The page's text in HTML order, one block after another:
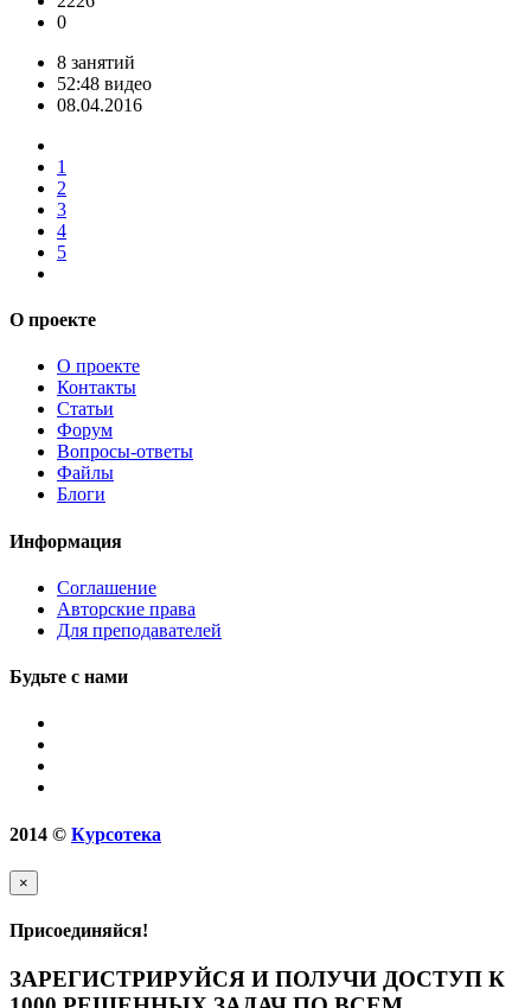
0
8 занятий
52:48 видео
08.04.2016
1
2
3
4
5
О проекте
О проекте
Контакты
Статьи
Форум
Вопросы-ответы
Файлы
Блоги
Информация
Соглашение
Авторские права
Для преподавателей
Будьте с нами
2014 © Курсотека
×
Присоединяйся!
ЗАРЕГИСТРИРУЙСЯ И ПОЛУЧИ ДОСТУП К